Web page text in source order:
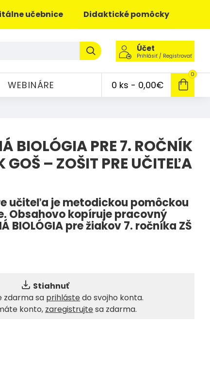
učebnice Didaktické pomôcky
Účet
Prihlásiť / Registrovať
WEBINÁRE 0 ks - 0,00€
0
BIOLÓGIA PRE 7. ROČNÍK
GOŠ – ZOŠIT PRE UČITEĽA
učiteľa je metodickou pomôckou
Obsahovo kopíruje pracovný
BIOLÓGIA pre žiakov 7. ročníka ZŠ
Stiahnuť
zdarma sa prihlástedo svojho konta.
konto, zaregistrujtesa zdarma.